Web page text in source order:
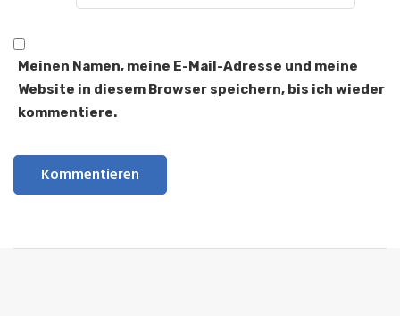
Meinen Namen, meine E-Mail-Adresse und meine
Website in diesem Browser speichern, bis ich wieder
kommentiere.